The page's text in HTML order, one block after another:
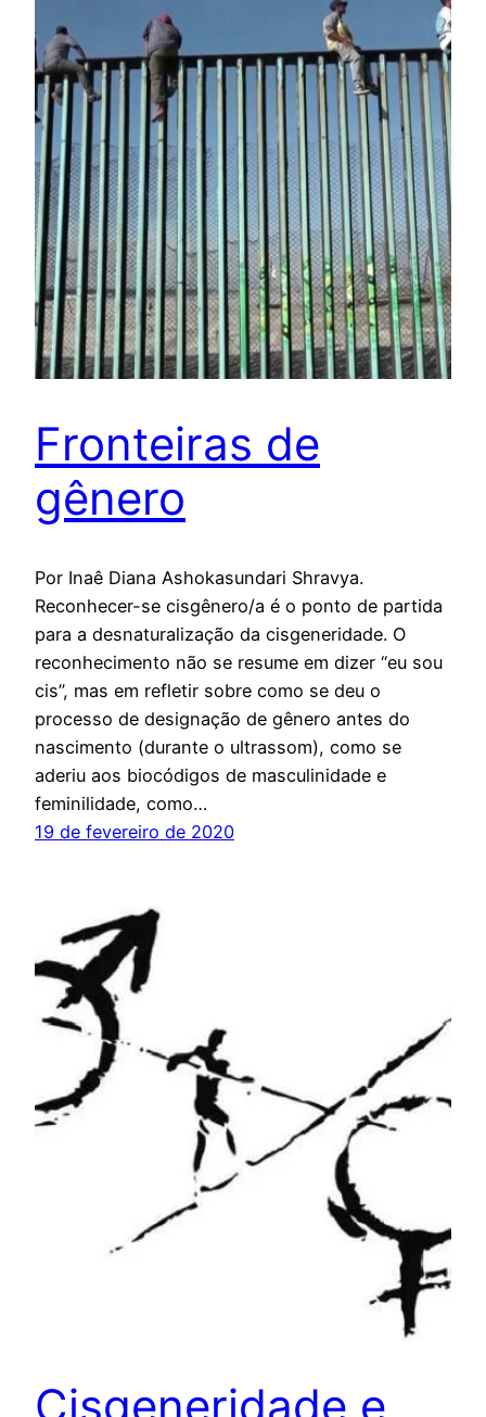
Fronteiras de
gênero
Por Inaê Diana Ashokasundari Shravya.
Reconhecer-se cisgênero/a é o ponto de partida
para a desnaturalização da cisgeneridade. O
reconhecimento não se resume em dizer “eu sou
cis”, mas em refletir sobre como se deu o
processo de designação de gênero antes do
nascimento (durante o ultrassom), como se
aderiu aos biocódigos de masculinidade e
feminilidade, como…
19 de fevereiro de 2020
Cisgeneridade e